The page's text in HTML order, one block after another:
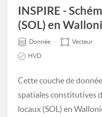
INSPIRE -
(SOL) en
Donnée Vecteur
HVD
Cette couche de
spatiales constitutives
locaux (SOL) en